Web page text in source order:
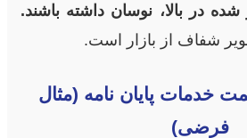
در بالا، نوسان داشته باشند.
شفاف از بازار است.
خدمات پایان نامه (مثال
فرضی)